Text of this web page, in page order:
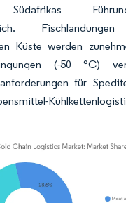
Südafrikas
Küste werden
(-50 °C)
für